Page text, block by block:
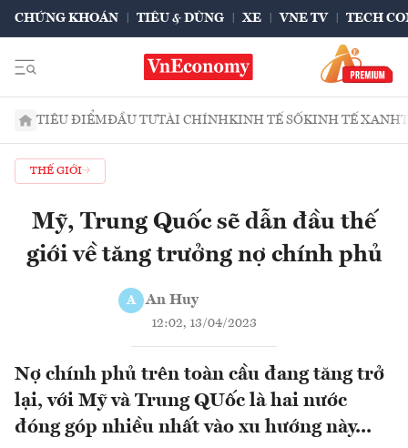
CHỨNG KHOÁN TIÊU & DÙNG XE VNE TV TECH
TIÊU ĐIỂMĐẦU TƯTÀI CHÍNHKINH TẾ SỐKINH TẾ XANH
THẾ GIỚI
Mỹ, Trung Quốc sẽ dẫn đầu thế
giới về tăng trưởng nợ chính phủ
A An Huy
12:02, 13/04/2023
Nợ chính phủ trên toàn cầu đang tăng trở
lại, với Mỹ và Trung QUốc là hai nước
đóng góp nhiều nhất vào xu hướng này...